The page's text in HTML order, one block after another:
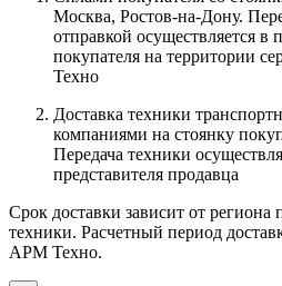
Москва, Ростов-на-Дону.
отправкой осуществляется в
покупателя на территории
Техно
Доставка техники
компаниями на стоянку
Передача техники
представителя продавца
Срок доставки зависит от региона
техники. Расчетный период
АРМ Техно.